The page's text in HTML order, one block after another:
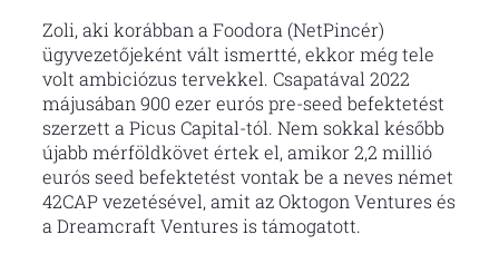
Zoli, aki korábban a Foodora (NetPincér)
ügyvezetőjeként vált ismertté, ekkor még tele
volt ambiciózus tervekkel. Csapatával 2022
májusában 900 ezer eurós pre-seed befektetést
szerzett a Picus Capital-tól. Nem sokkal később
újabb mérföldkövet értek el, amikor 2,2 millió
eurós seed befektetést vontak be a neves német
42CAP vezetésével, amit az Oktogon Ventures és
a Dreamcraft Ventures is támogatott.